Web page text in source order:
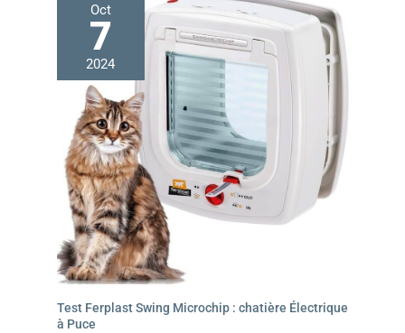
Oct
7
2024
Test Ferplast Swing Microchip : chatière Électrique
à Puce